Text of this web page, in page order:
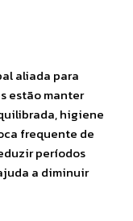
aliada para
estão manter
higiene
frequente de
períodos
a diminuir